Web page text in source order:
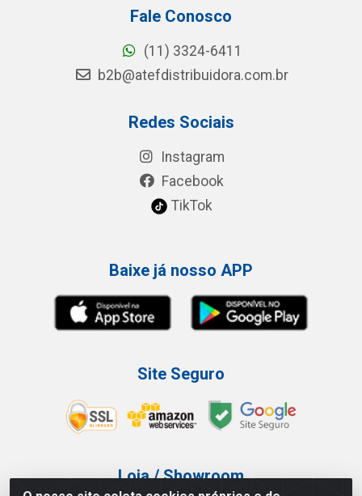
Fale Conosco
(11) 3324-6411
b2b@atefdistribuidora.com.br
Redes Sociais
Instagram
Facebook
TikTok
Baixe já nosso APP
Site Seguro
Loja / Showroom